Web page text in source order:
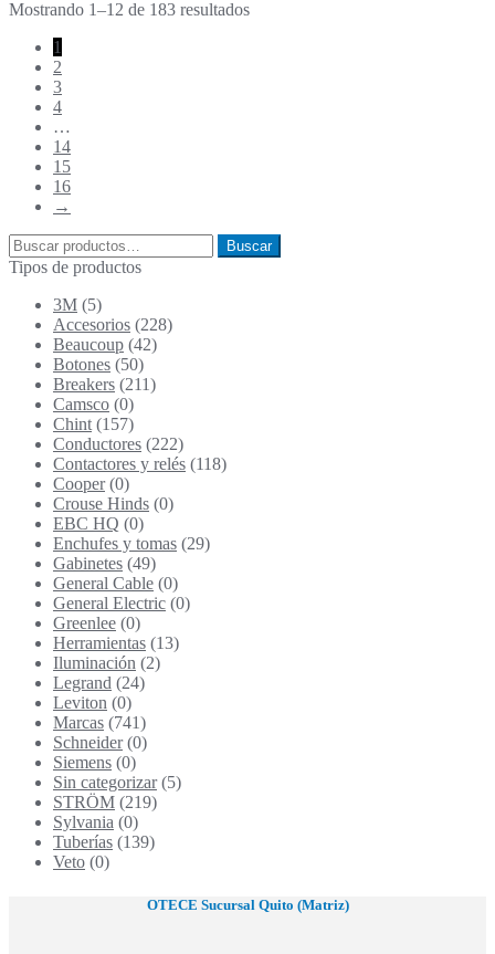
Mostrando 1–12 de 183 resultadosOrdenado
1
2
3
4
…
14
15
16
→
Buscar
por:
Buscar
Tipos de productos
3M (5)
Accesorios (228)
Beaucoup (42)
Botones (50)
Breakers (211)
Camsco (0)
Chint (157)
Conductores (222)
Contactores y relés (118)
Cooper (0)
Crouse Hinds (0)
EBC HQ (0)
Enchufes y tomas (29)
Gabinetes (49)
General Cable (0)
General Electric (0)
Greenlee (0)
Herramientas (13)
Iluminación (2)
Legrand (24)
Leviton (0)
Marcas (741)
Schneider (0)
Siemens (0)
Sin categorizar (5)
STRÖM (219)
Sylvania (0)
Tuberías (139)
Veto (0)
OTECE Sucursal Quito (Matriz)